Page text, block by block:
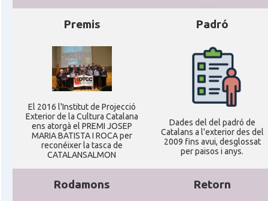
Premis
El 2016 l'Institut de Projecció
Exterior de la Cultura Catalana
ens atorgà el PREMI JOSEP
MARIA BATISTA I ROCA per
reconéixer la tasca de
CATALANSALMON
Padró
Dades del del padró de
Catalans a l'exterior des del
2009 fins avui, desglossat
per paisos i anys.
Rodamons Retorn